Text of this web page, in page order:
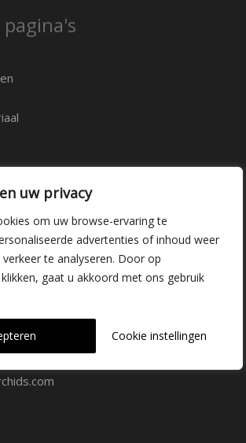
uw privacy
om uw browse-ervaring te
advertenties of inhoud weer
te analyseren. Door op
gaat u akkoord met ons gebruik
Cookie instellingen